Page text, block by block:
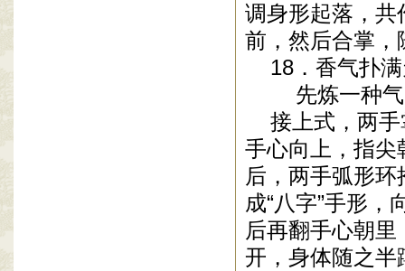
调身形起落，共
前，然后合掌
18．香气扑满
先炼一种
接上式，两
手心向上，指尖
后，两手弧形
成“八字”手形
后再翻手心朝
开，身体随之半